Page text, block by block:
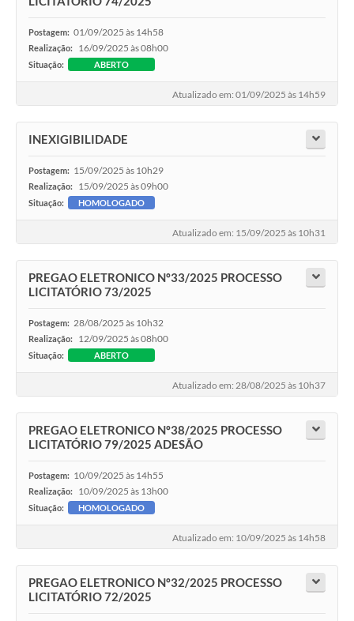
Postagem: 01/09/2025 às 14h58
Realização: 16/09/2025 às 08h00
Situação: ABERTO
Atualizado em: 01/09/2025 às 14h59
INEXIGIBILIDADE
Postagem: 15/09/2025 às 10h29
Realização: 15/09/2025 às 09h00
Situação: HOMOLOGADO
Atualizado em: 15/09/2025 às 10h31
PREGAO ELETRONICO Nº33/2025 PROCESSO
LICITATÓRIO 73/2025
Postagem: 28/08/2025 às 10h32
Realização: 12/09/2025 às 08h00
Situação: ABERTO
Atualizado em: 28/08/2025 às 10h37
PREGAO ELETRONICO Nº38/2025 PROCESSO
LICITATÓRIO 79/2025 ADESÃO
Postagem: 10/09/2025 às 14h55
Realização: 10/09/2025 às 13h00
Situação: HOMOLOGADO
Atualizado em: 10/09/2025 às 14h58
PREGAO ELETRONICO Nº32/2025 PROCESSO
LICITATÓRIO 72/2025